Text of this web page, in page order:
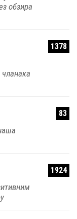
обзира
1378
83
1924